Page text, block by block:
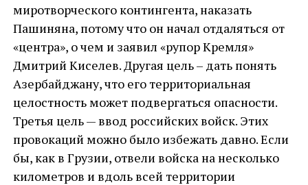
миротворческого контингента, наказать
Пашиняна, потому что он начал отдаляться от
«центра», о чем и заявил «рупор Кремля»
Дмитрий Киселев. Другая цель – дать понять
Азербайджану, что его территориальная
целостность может подвергаться опасности.
Третья цель — ввод российских войск. Этих
провокаций можно было избежать давно. Если
бы, как в Грузии, отвели войска на несколько
километров и вдоль всей территории